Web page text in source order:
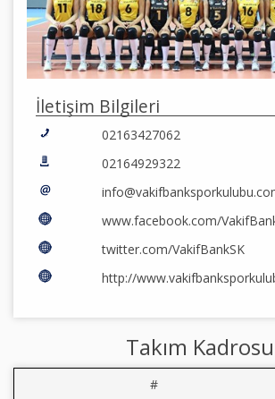
İletişim Bilgileri
02163427062
02164929322
www.facebook.com/
twitter.com/VakifBankSK
http://
Takım Kadrosu
#